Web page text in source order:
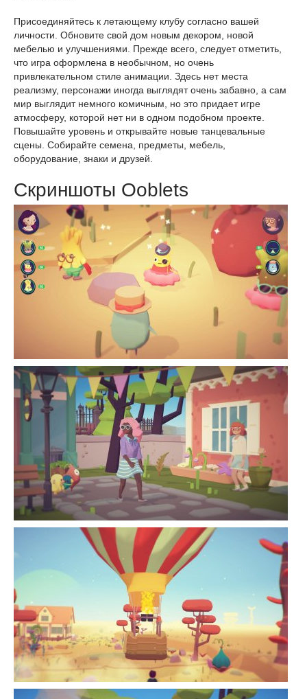
Присоединяйтесь к летающему клубу согласно вашей
личности. Обновите свой дом новым декором, новой
мебелью и улучшениями. Прежде всего, следует отметить,
что игра оформлена в необычном, но очень
привлекательном стиле анимации. Здесь нет места
реализму, персонажи иногда выглядят очень забавно, а сам
мир выглядит немного комичным, но это придает игре
атмосферу, которой нет ни в одном подобном проекте.
Повышайте уровень и открывайте новые танцевальные
сцены. Собирайте семена, предметы, мебель,
оборудование, знаки и друзей.
Скриншоты Ooblets